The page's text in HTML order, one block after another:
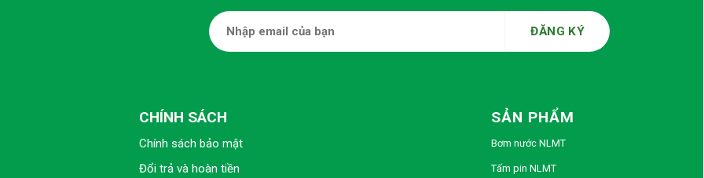
CHÍNH SÁCH
Chính sách bảo mật
Đổi trả và hoàn tiền
SẢN PHẨM
Bơm nước NLMT
Tấm pin NLMT